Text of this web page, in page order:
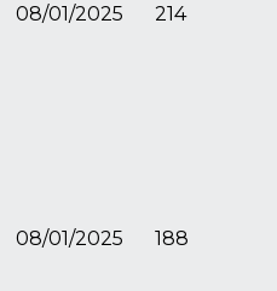
08/01/2025 214
08/01/2025 188